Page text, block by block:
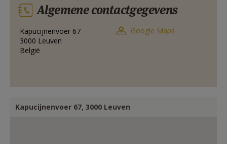
ZOEKEN
STARTPAGINA PORTAAL
Algemene contactgegevens
Kapucijnenvoer 67
3000 Leuven
België
Google Maps
Kapucijnenvoer 67, 3000 Leuven